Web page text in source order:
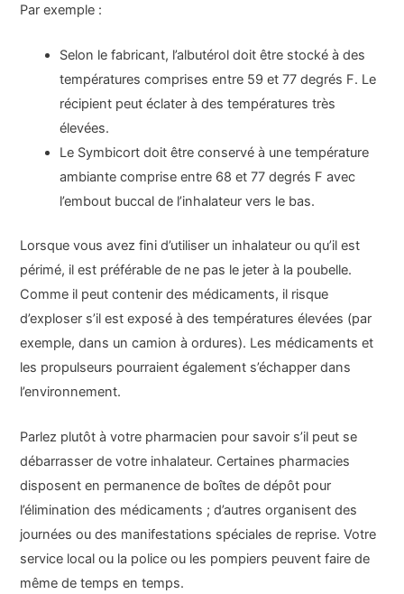
Par exemple :
Selon le fabricant, l’albutérol doit être stocké à des
températures comprises entre 59 et 77 degrés F. Le
récipient peut éclater à des températures très
élevées.
Le Symbicort doit être conservé à une température
ambiante comprise entre 68 et 77 degrés F avec
l’embout buccal de l’inhalateur vers le bas.
Lorsque vous avez fini d’utiliser un inhalateur ou qu’il est
périmé, il est préférable de ne pas le jeter à la poubelle.
Comme il peut contenir des médicaments, il risque
d’exploser s’il est exposé à des températures élevées (par
exemple, dans un camion à ordures). Les médicaments et
les propulseurs pourraient également s’échapper dans
l’environnement.
Parlez plutôt à votre pharmacien pour savoir s’il peut se
débarrasser de votre inhalateur. Certaines pharmacies
disposent en permanence de boîtes de dépôt pour
l’élimination des médicaments ; d’autres organisent des
journées ou des manifestations spéciales de reprise. Votre
service local ou la police ou les pompiers peuvent faire de
même de temps en temps.